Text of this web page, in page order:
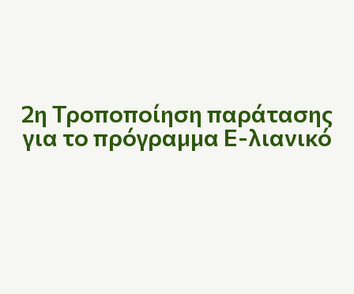
2η Τροποποίηση παράτασης
για το πρόγραμμα Ε-λιανικό